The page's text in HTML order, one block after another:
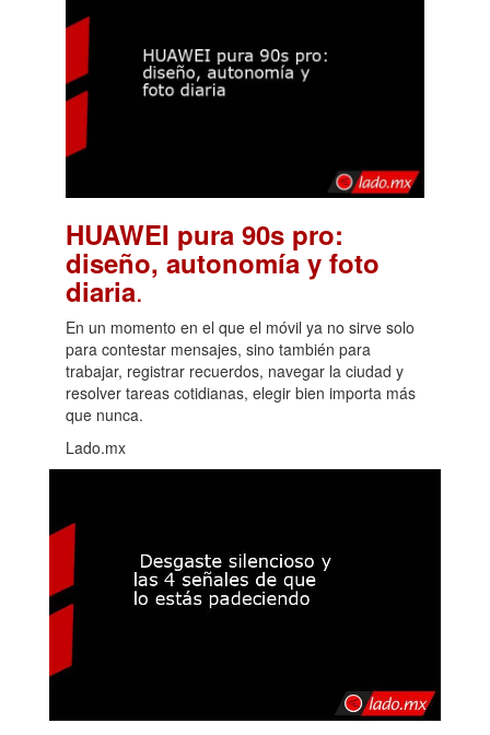
HUAWEI pura 90s pro:
diseño, autonomía y foto
diaria.
En un momento en el que el móvil ya no sirve solo
para contestar mensajes, sino también para
trabajar, registrar recuerdos, navegar la ciudad y
resolver tareas cotidianas, elegir bien importa más
que nunca.
Lado.mx